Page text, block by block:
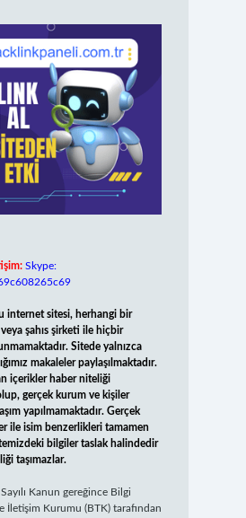
Skype:
internet sitesi, herhangi bir
şahıs şirketi ile hiçbir
Sitede yalnızca
makaleler paylaşılmaktadır.
içerikler haber niteliği
gerçek kurum ve kişiler
yapılmamaktadır. Gerçek
ile isim benzerlikleri tamamen
bilgiler taslak halindedir
taşımazlar.
Kanun gereğince Bilgi
İletişim Kurumu (BTK) tarafından